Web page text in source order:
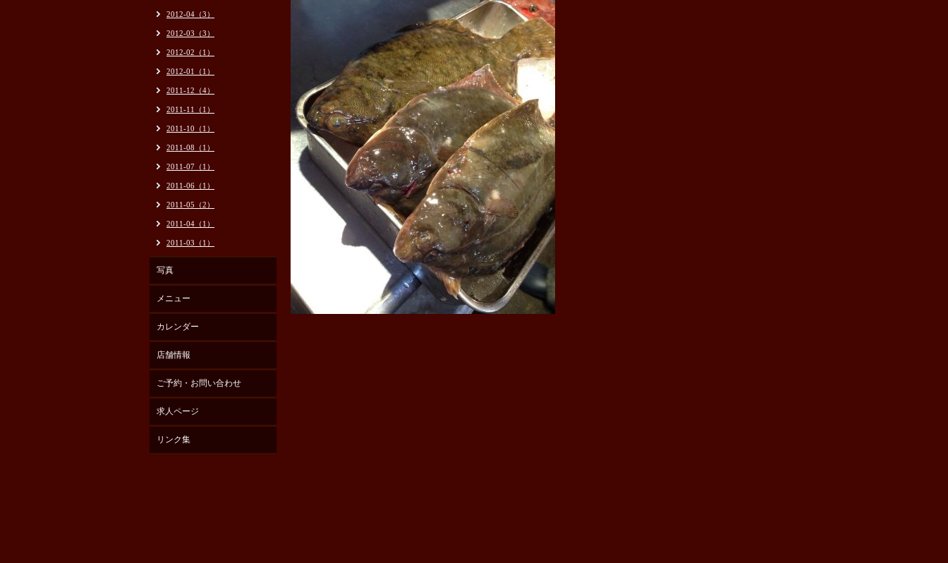
2012-04（3）
2012-03（3）
2012-02（1）
2012-01（1）
2011-12（4）
2011-11（1）
2011-10（1）
2011-08（1）
2011-07（1）
2011-06（1）
2011-05（2）
2011-04（1）
2011-03（1）
写真
メニュー
カレンダー
店舗情報
ご予約・お問い合わせ
求人ページ
リンク集